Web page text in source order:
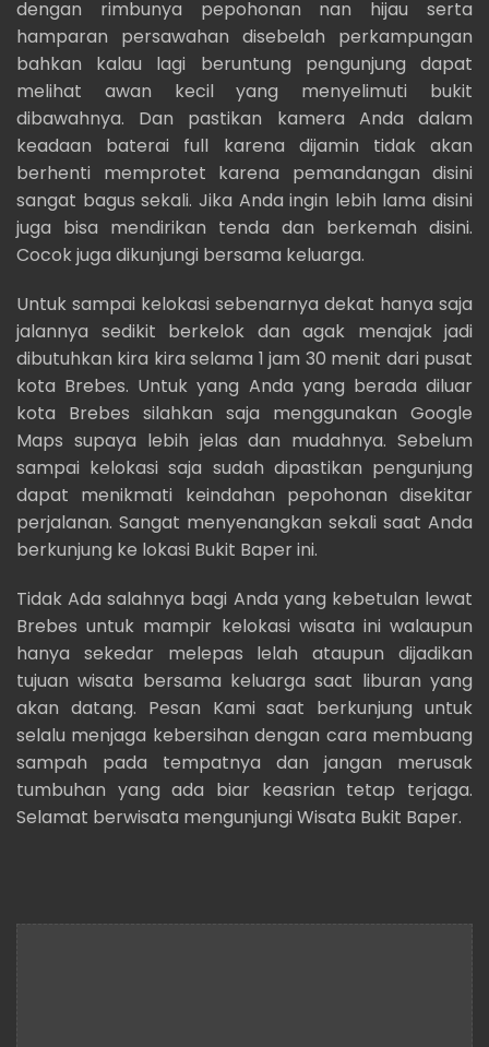
dengan rimbunya pepohonan nan hijau serta
hamparan persawahan disebelah perkampungan
bahkan kalau lagi beruntung pengunjung dapat
melihat awan kecil yang menyelimuti bukit
dibawahnya. Dan pastikan kamera Anda dalam
keadaan baterai full karena dijamin tidak akan
berhenti memprotet karena pemandangan disini
sangat bagus sekali. Jika Anda ingin lebih lama disini
juga bisa mendirikan tenda dan berkemah disini.
Cocok juga dikunjungi bersama keluarga.
Untuk sampai kelokasi sebenarnya dekat hanya saja
jalannya sedikit berkelok dan agak menajak jadi
dibutuhkan kira kira selama 1 jam 30 menit dari pusat
kota Brebes. Untuk yang Anda yang berada diluar
kota Brebes silahkan saja menggunakan Google
Maps supaya lebih jelas dan mudahnya. Sebelum
sampai kelokasi saja sudah dipastikan pengunjung
dapat menikmati keindahan pepohonan disekitar
perjalanan. Sangat menyenangkan sekali saat Anda
berkunjung ke lokasi Bukit Baper ini.
Tidak Ada salahnya bagi Anda yang kebetulan lewat
Brebes untuk mampir kelokasi wisata ini walaupun
hanya sekedar melepas lelah ataupun dijadikan
tujuan wisata bersama keluarga saat liburan yang
akan datang. Pesan Kami saat berkunjung untuk
selalu menjaga kebersihan dengan cara membuang
sampah pada tempatnya dan jangan merusak
tumbuhan yang ada biar keasrian tetap terjaga.
Selamat berwisata mengunjungi Wisata Bukit Baper.